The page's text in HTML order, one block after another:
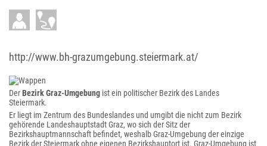
http://www.bh-grazumgebung.steiermark.at/
DerBezirk Graz-Umgebung ist ein politischer Bezirk des Landes
Steiermark.
Er liegt im Zentrum des Bundeslandes und umgibt die nicht zum Bezirk
gehörende Landeshauptstadt Graz, wo sich der Sitz der
Bezirkshauptmannschaft befindet, weshalb Graz-Umgebung der einzige
Bezirk der Steiermark ohne eigenen Bezirkshauptort ist. Graz-Umgebung ist